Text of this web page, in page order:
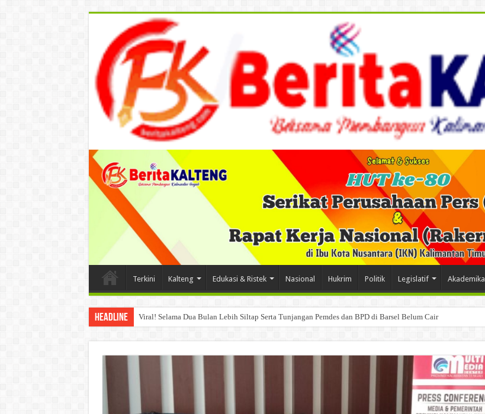
Terkini Kalteng Edukasi & Ristek Nasional Hukrim Politik Legislatif Akademika
Headline Viral! Selama Dua Bulan Lebih Siltap Serta Tunjangan Pemdes dan BPD di Barsel Belum Cair